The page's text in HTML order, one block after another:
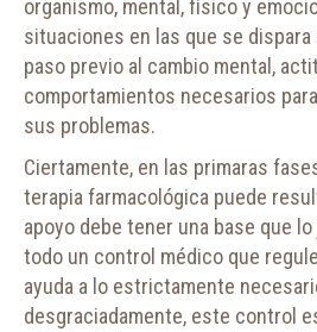
organismo, mental, físico y
situaciones en las que se dispara
paso previo al cambio mental,
comportamientos necesarios
sus problemas.
Ciertamente, en las primaras
terapia farmacológica puede
apoyo debe tener una base que
todo un control médico que
ayuda a lo estrictamente
desgraciadamente, este control